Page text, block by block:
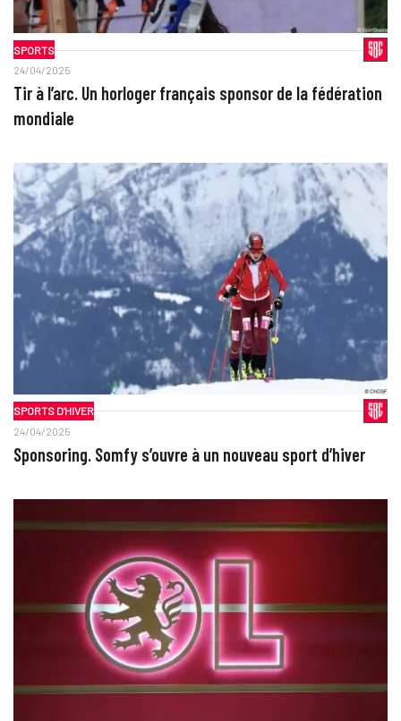
SPORTS
24/04/2025
Tir à l’arc. Un horloger français sponsor de la fédération
mondiale
SPORTS D'HIVER
24/04/2025
Sponsoring. Somfy s’ouvre à un nouveau sport d’hiver